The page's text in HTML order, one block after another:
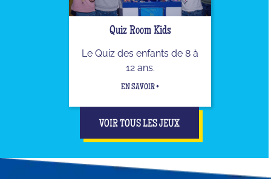
Quiz Room Kids
Le Quiz des enfants de 8 à
12 ans.
EN SAVOIR +
VOIR TOUS LES JEUX